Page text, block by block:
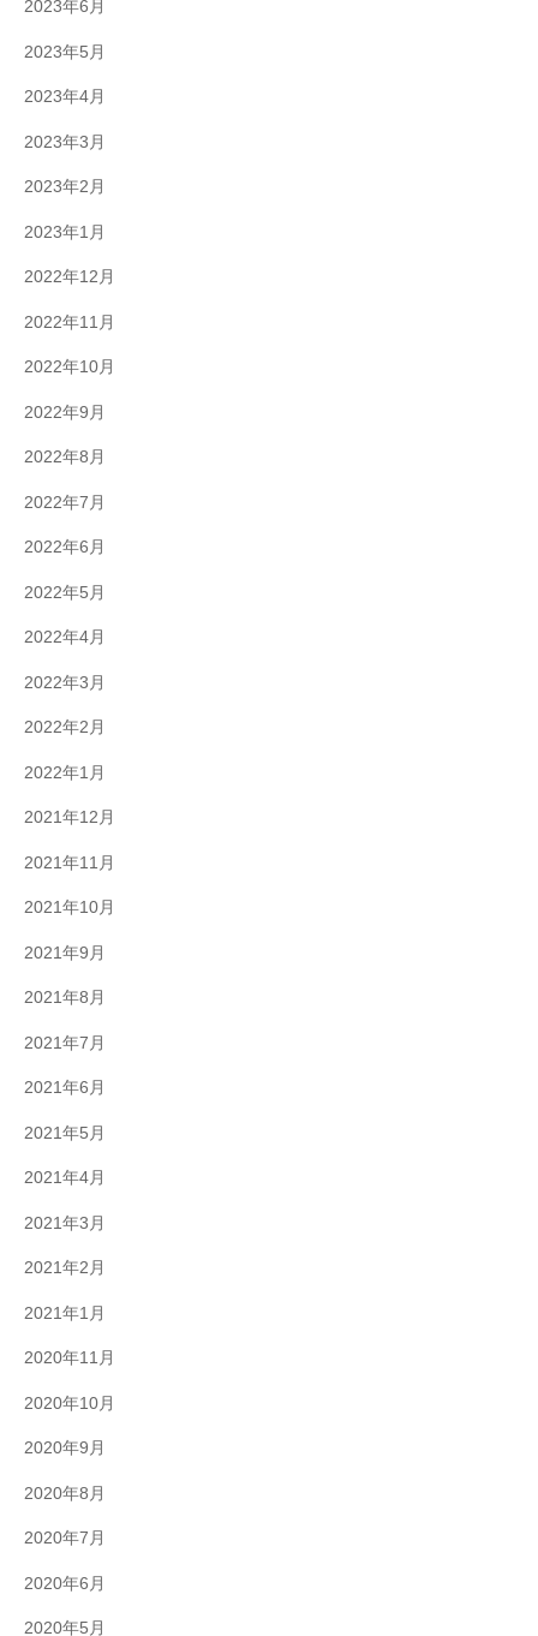
2023年6月
2023年5月
2023年4月
2023年3月
2023年2月
2023年1月
2022年12月
2022年11月
2022年10月
2022年9月
2022年8月
2022年7月
2022年6月
2022年5月
2022年4月
2022年3月
2022年2月
2022年1月
2021年12月
2021年11月
2021年10月
2021年9月
2021年8月
2021年7月
2021年6月
2021年5月
2021年4月
2021年3月
2021年2月
2021年1月
2020年11月
2020年10月
2020年9月
2020年8月
2020年7月
2020年6月
2020年5月